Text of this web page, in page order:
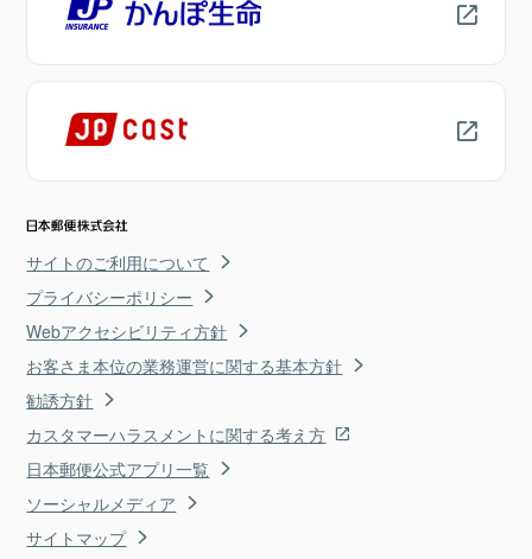
サイトのご利用について
プライバシーポリシー
Webアクセシビリティ方針
お客さま本位の業務運営に関する基本方針
勧誘方針
カスタマーハラスメントに関する考え方
日本郵便公式アプリ一覧
ソーシャルメディア
サイトマップ